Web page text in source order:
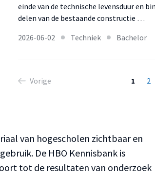
einde van de technische levensduur en
delen van de bestaande constructie …
2026-06-02
Techniek Bachelor
Vorige 1 2
van hogescholen zichtbaar en
De HBO Kennisbank is
tot de resultaten van onderzoek